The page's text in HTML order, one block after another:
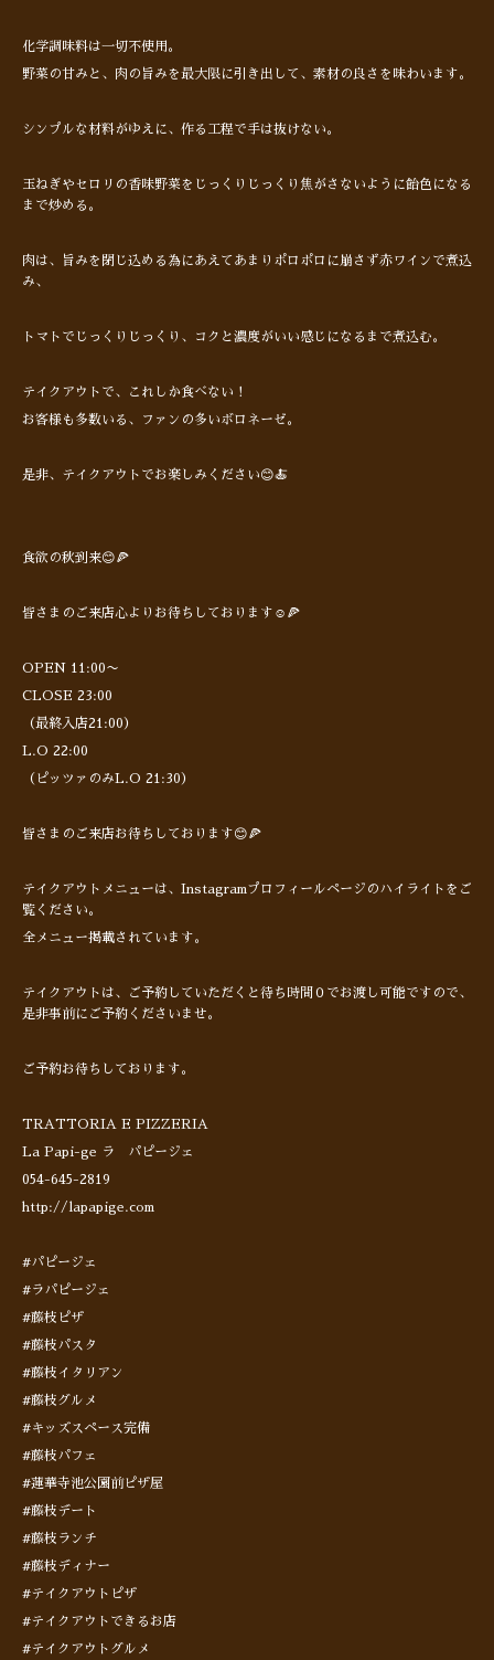
化学調味料は一切不使用。
野菜の甘みと、肉の旨みを最大限に引き出して、素材の良さを味わいます。
シンプルな材料がゆえに、作る工程で手は抜けない。
玉ねぎやセロリの香味野菜をじっくりじっくり焦がさないように飴色になる
まで炒める。
肉は、旨みを閉じ込める為にあえてあまりポロポロに崩さず赤ワインで煮込
み、
トマトでじっくりじっくり、コクと濃度がいい感じになるまで煮込む。
テイクアウトで、これしか食べない！
お客様も多数いる、ファンの多いボロネーゼ。
是非、テイクアウトでお楽しみください😊🍝
食欲の秋到来😊🍕
皆さまのご来店心よりお待ちしております☺️🍕
OPEN 11:00〜
CLOSE 23:00
（最終入店21:00）
L.O 22:00
（ピッツァのみL.O 21:30）
皆さまのご来店お待ちしております😊🍕
テイクアウトメニューは、Instagramプロフィールページのハイライトをご
覧ください。
全メニュー掲載されています。
テイクアウトは、ご予約していただくと待ち時間０でお渡し可能ですので、
是非事前にご予約くださいませ。
ご予約お待ちしております。
TRATTORIA E PIZZERIA
La Papi-ge ラ パピージェ
054-645-2819
http://lapapige.com
#パピージェ
#ラパピージェ
#藤枝ピザ
#藤枝パスタ
#藤枝イタリアン
#藤枝グルメ
#キッズスペース完備
#藤枝パフェ
#蓮華寺池公園前ピザ屋
#藤枝デート
#藤枝ランチ
#藤枝ディナー
#テイクアウトピザ
#テイクアウトできるお店
#テイクアウトグルメ